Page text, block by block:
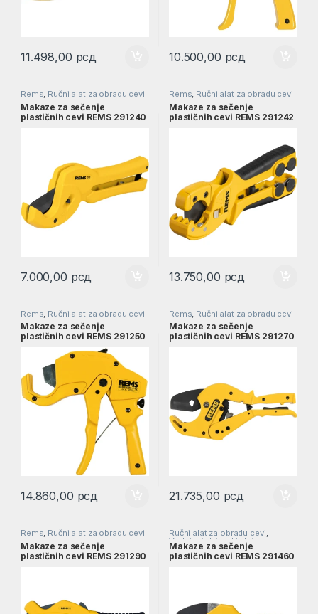
11.498,00 рсд 10.500,00 рсд
Rems, Ručni alat za obradu cevi
Makaze za sečenje
plastičnih cevi REMS 291240
7.000,00 рсд
Rems, Ručni alat za obradu cevi
Makaze za sečenje
plastičnih cevi REMS 291242
13.750,00 рсд
Rems Ručni alat za obradu cevi
Makaze za sečenje
plastičnih cevi REMS 291250
14.860,00 рсд
Rems Ručni alat za obradu cevi
Makaze za sečenje
plastičnih cevi REMS 291270
21.735,00 рсд
Rems, Ručni alat za obradu cevi
Makaze za sečenje
plastičnih cevi REMS 291290
Ručni alat za obradu cevi,
Vodoinstalaterski alat
Makaze za sečenje
plastičnih cevi REMS 291460